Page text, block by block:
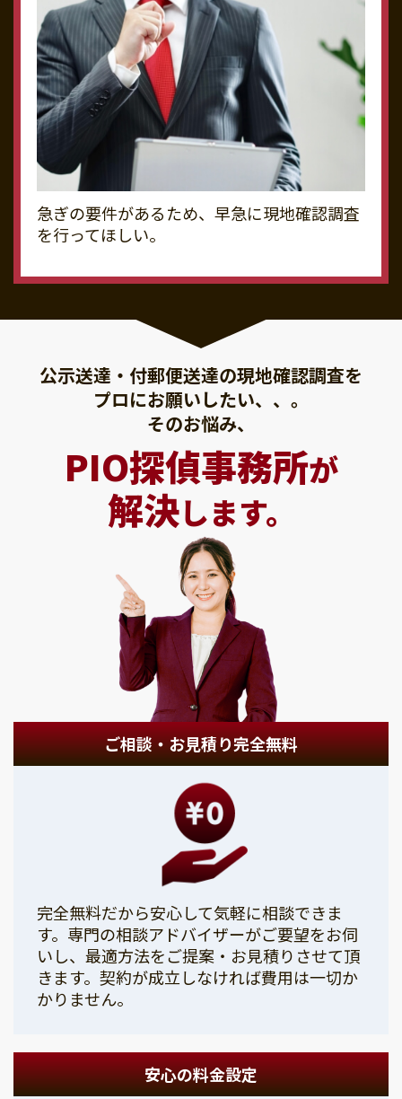
急ぎの要件があるため、早急に現地確認調査
を行ってほしい。
公示送達・付郵便送達の現地確認調査を
プロにお願いしたい、、。
そのお悩み、
PIO探偵事務所が
解決します。
ご相談・お見積り完全無料
完全無料だから安心して気軽に相談できま
す。専門の相談アドバイザーがご要望をお伺
いし、最適方法をご提案・お見積りさせて頂
きます。契約が成立しなければ費用は一切か
かりません。
安心の料金設定